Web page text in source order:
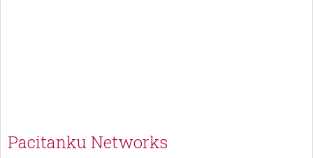
Pacitanku Networks